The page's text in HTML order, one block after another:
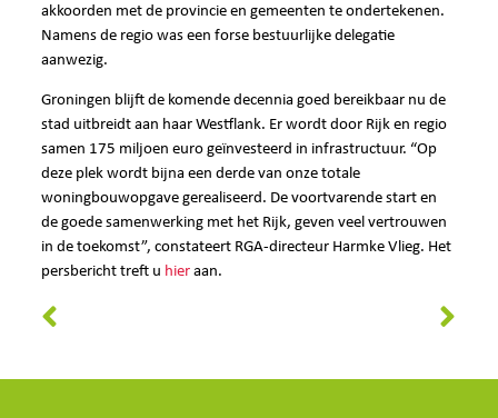
akkoorden met de provincie en gemeenten te ondertekenen.
Namens de regio was een forse bestuurlijke delegatie
aanwezig.
Groningen blijft de komende decennia goed bereikbaar nu de
stad uitbreidt aan haar Westflank. Er wordt door Rijk en regio
samen 175 miljoen euro geïnvesteerd in infrastructuur. “Op
deze plek wordt bijna een derde van onze totale
woningbouwopgave gerealiseerd. De voortvarende start en
de goede samenwerking met het Rijk, geven veel vertrouwen
in de toekomst”, constateert RGA-directeur Harmke Vlieg. Het
persbericht treft u hier aan.